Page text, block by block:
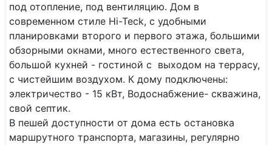
под отопление, под вентиляцию. Дом в
современном стиле Hi-Teck, с удобными
планировками второго и первого этажа, большими
обзорными окнами, много естественного света,
большой кухней - гостиной с выходом на террасу,
с чистейшим воздухом. К дому подключены:
электричество - 15 кВт, Водоснабжение- скважина,
свой септик.
В пешей доступности от дома есть остановка
маршрутного транспорта, магазины, регулярно